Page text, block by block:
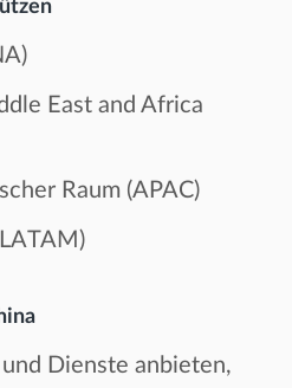
East and Africa
Raum (APAC)
Dienste anbieten,